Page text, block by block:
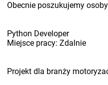
Obecnie poszukujemy
Python Developer
Miejsce pracy: Zdalnie
Projekt dla branży